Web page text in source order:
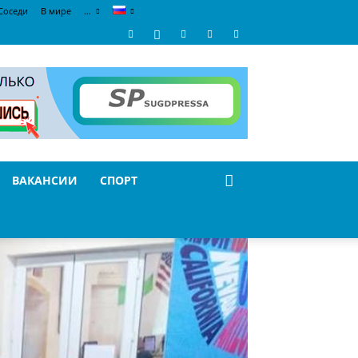
В мире …
ВАКАНСИИ СПОРТ